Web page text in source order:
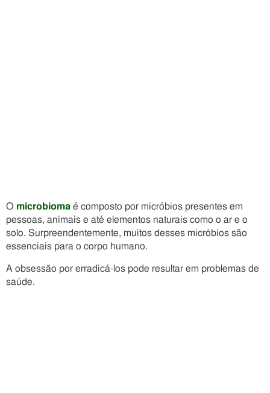
O microbioma é composto por micróbios presentes em
pessoas, animais e até elementos naturais como o ar e o
solo. Surpreendentemente, muitos desses micróbios são
essenciais para o corpo humano.
A obsessão por erradicá-los pode resultar em problemas de
saúde.